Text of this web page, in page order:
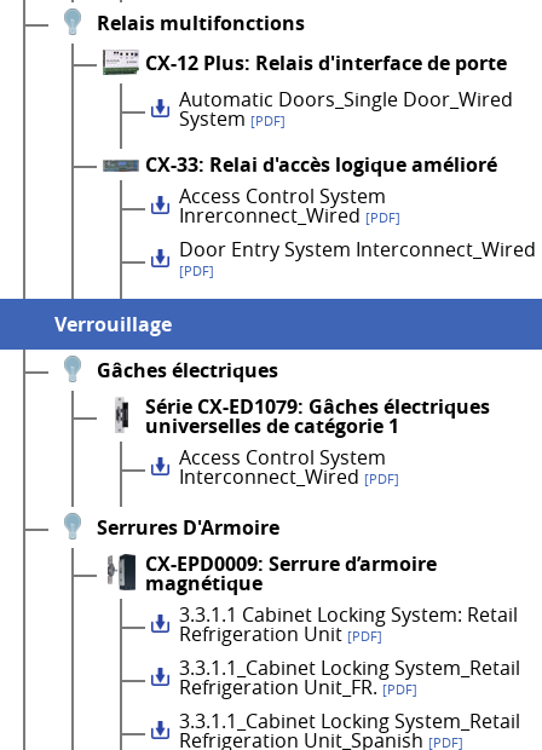
Relais multifonctions
CX-12 Plus: Relais d'interface de porte
Automatic Doors_Single Door_Wired
System [PDF]
CX-33: Relai d'accès logique amélioré
Access Control System
Inrerconnect_Wired [PDF]
Door Entry System Interconnect_Wired
[PDF]
Verrouillage
Gâches électriques
Série CX-ED1079: Gâches électriques
universelles de catégorie 1
Access Control System
Interconnect_Wired [PDF]
Serrures D'Armoire
CX-EPD0009: Serrure d’armoire
magnétique
3.3.1.1 Cabinet Locking System: Retail
Refrigeration Unit [PDF]
3.3.1.1_Cabinet Locking System_Retail
Refrigeration Unit_FR.[PDF]
3.3.1.1_Cabinet Locking System_Retail
Refrigeration Unit_Spanish [PDF]